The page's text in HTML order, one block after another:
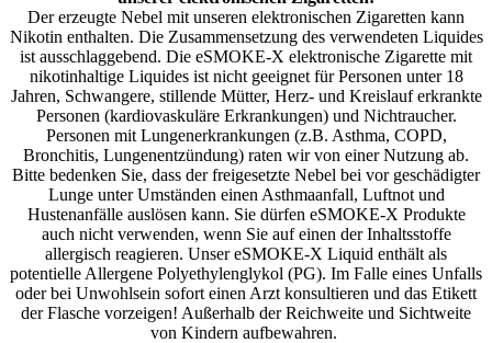
Der erzeugte Nebel mit unseren elektronischen Zigaretten kann
Nikotin enthalten. Die Zusammensetzung des verwendeten Liquides
ist ausschlaggebend. Die eSMOKE-X elektronische Zigarette mit
nikotinhaltige Liquides ist nicht geeignet für Personen unter 18
Jahren, Schwangere, stillende Mütter, Herz- und Kreislauf erkrankte
Personen (kardiovaskuläre Erkrankungen) und Nichtraucher.
Personen mit Lungenerkrankungen (z.B. Asthma, COPD,
Bronchitis, Lungenentzündung) raten wir von einer Nutzung ab.
Bitte bedenken Sie, dass der freigesetzte Nebel bei vor geschädigter
Lunge unter Umständen einen Asthmaanfall, Luftnot und
Hustenanfälle auslösen kann. Sie dürfen eSMOKE-X Produkte
auch nicht verwenden, wenn Sie auf einen der Inhaltsstoffe
allergisch reagieren. Unser eSMOKE-X Liquid enthält als
potentielle Allergene Polyethylenglykol (PG). Im Falle eines Unfalls
oder bei Unwohlsein sofort einen Arzt konsultieren und das Etikett
der Flasche vorzeigen! Außerhalb der Reichweite und Sichtweite
von Kindern aufbewahren.